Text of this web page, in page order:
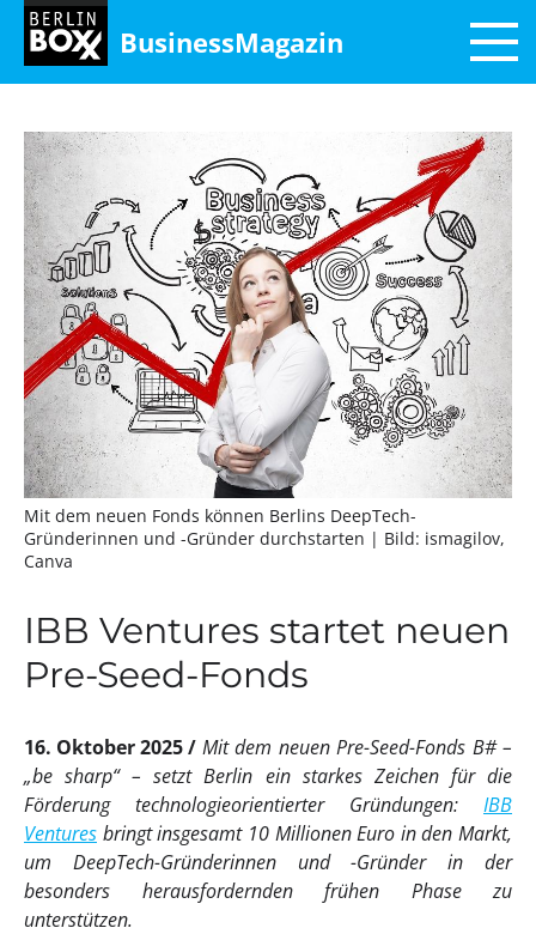
BusinessMagazin
Mit dem neuen Fonds können Berlins DeepTech-
Gründerinnen und -Gründer durchstarten | Bild: ismagilov,
Canva
IBB Ventures startet neuen
Pre-Seed-Fonds
16. Oktober 2025
Mit dem neuen Pre-Seed-Fonds B# –
„be sharp“ – setzt Berlin ein starkes Zeichen für die
Förderung technologieorientierter Gründungen: IBB
Ventures bringt insgesamt 10 Millionen Euro in den Markt,
um DeepTech-Gründerinnen und -Gründer in der
besonders herausfordernden frühen Phase zu
unterstützen.